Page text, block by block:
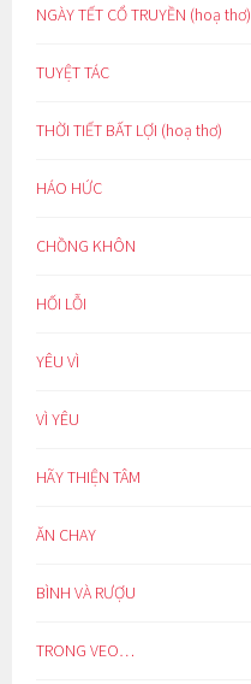
NGÀY TẾT CỔ TRUYỀN (hoạ thơ)
TUYỆT TÁC
THỜI TIẾT BẤT LỢI (hoạ thơ)
HÁO HỨC
CHỒNG KHÔN
HỐI LỖI
YÊU VÌ
VÌ YÊU
HÃY THIỆN TÂM
ĂN CHAY
BÌNH VÀ RƯỢU
TRONG VEO…